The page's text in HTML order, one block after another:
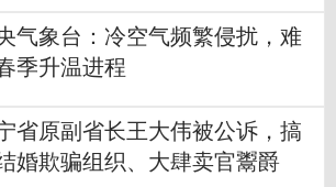
气象台：冷空气频繁侵扰，难
季升温进程
省原副省长王大伟被公诉，搞
婚欺骗组织、大肆卖官鬻爵